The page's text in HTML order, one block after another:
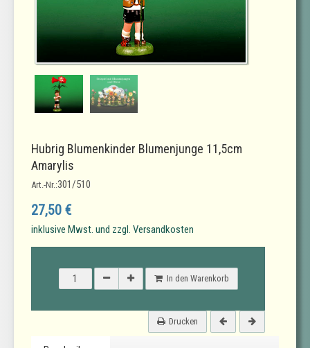
Hubrig Blumenkinder Blumenjunge 11,5cm
Amarylis
Art.-Nr.:301/510
27,50 €
inklusive Mwst. und zzgl. Versandkosten
In den Warenkorb
Drucken